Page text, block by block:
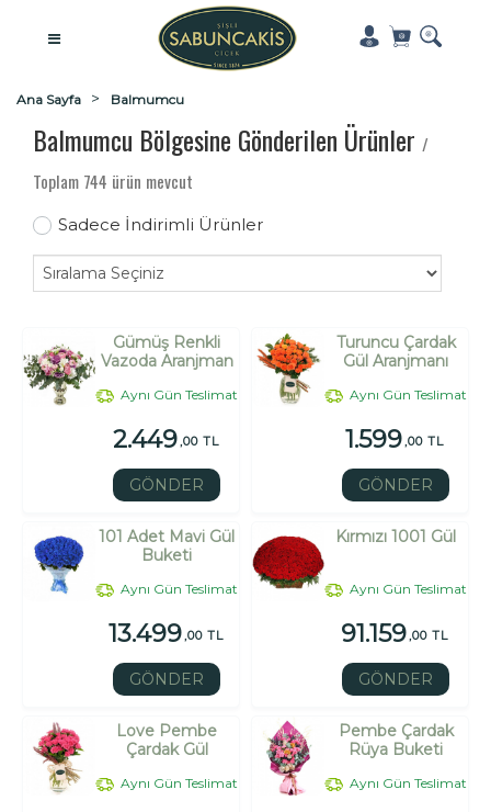
Ana Sayfa Balmumcu
Balmumcu Bölgesine Gönderilen Ürünler /
Toplam 744 ürün mevcut
Sadece İndirimli Ürünler
Gümüş Renkli
Vazoda Aranjman
Aynı Gün Teslimat
2.449,00 TL
GÖNDER
Turuncu Çardak
Gül Aranjmanı
Aynı Gün Teslimat
1.599,00 TL
GÖNDER
101 Adet Mavi Gül
Buketi
Aynı Gün Teslimat
13.499,00 TL
GÖNDER
Kırmızı 1001 Gül
Aynı Gün Teslimat
91.159,00 TL
GÖNDER
Love Pembe
Çardak Gül
Aynı Gün Teslimat
Pembe Çardak
Rüya Buketi
Aynı Gün Teslimat